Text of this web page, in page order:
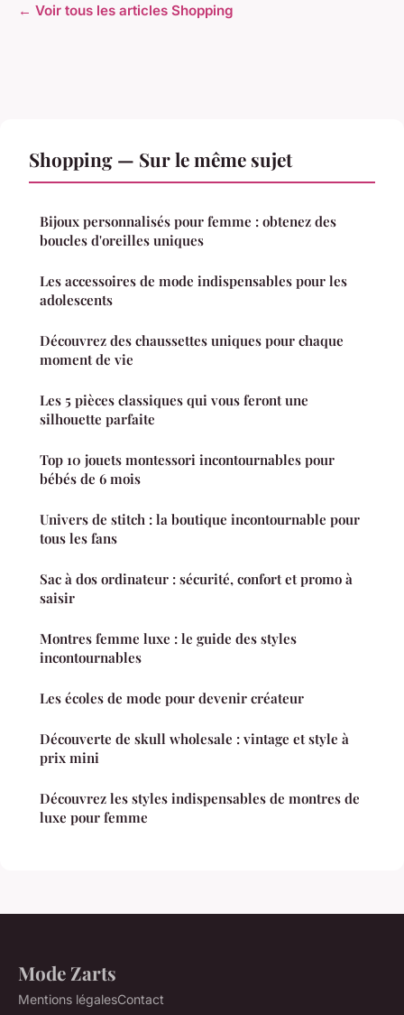
← Voir tous les articles Shopping
Shopping — Sur le même sujet
Bijoux personnalisés pour femme : obtenez des
boucles d'oreilles uniques
Les accessoires de mode indispensables pour les
adolescents
Découvrez des chaussettes uniques pour chaque
moment de vie
Les 5 pièces classiques qui vous feront une
silhouette parfaite
Top 10 jouets montessori incontournables pour
bébés de 6 mois
Univers de stitch : la boutique incontournable pour
tous les fans
Sac à dos ordinateur : sécurité, confort et promo à
saisir
Montres femme luxe : le guide des styles
incontournables
Les écoles de mode pour devenir créateur
Découverte de skull wholesale : vintage et style à
prix mini
Découvrez les styles indispensables de montres de
luxe pour femme
Mode Zarts
Mentions légalesContact